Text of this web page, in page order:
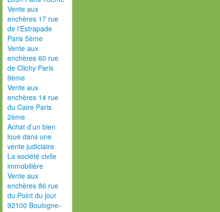
Vente aux
enchères 17 rue
de l'Estrapade
Paris 5ème
Vente aux
enchères 60 rue
de Clichy Paris
9ème
Vente aux
enchères 14 rue
du Caire Paris
2ème
Achat d’un bien
loué dans une
vente judiciaire
La société civile
immobilière
Vente aux
enchères 86 rue
du Point du jour
92100 Boulogne-